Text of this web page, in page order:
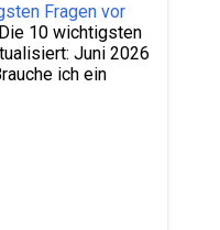
Tourismus
Fragen vor
10 wichtigsten
Juni 2026
ich ein